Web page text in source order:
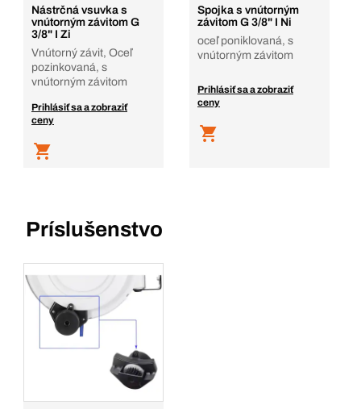
Pridať do košíka
Nástrčná vsuvka s
vnútorným závitom G
3/8" I Zi
Vnútorný závit, Oceľ
pozinkovaná, s
vnútorným závitom
Prihlásiť sa a zobraziť
ceny
Spojka s vnútorným
závitom G 3/8" I Ni
oceľ poniklovaná, s
vnútorným závitom
Prihlásiť sa a zobraziť
ceny
Príslušenstvo